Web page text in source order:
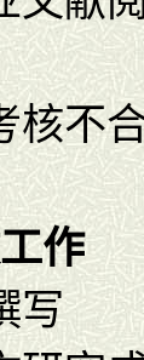
不
作
写